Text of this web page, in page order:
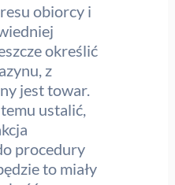
obiorcy i
określić
z
jest towar.
ustalić,
procedury
to miały